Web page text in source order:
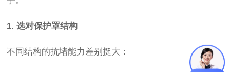
1. 选对保护罩结构
不同结构的抗堵能力差别挺大：